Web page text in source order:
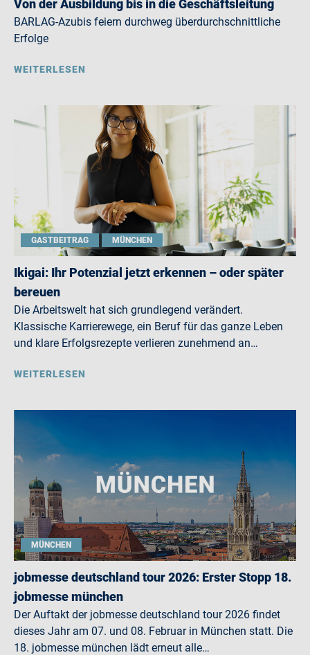
Von der Ausbildung bis in die Geschäftsleitung
BARLAG-Azubis feiern durchweg überdurchschnittliche
Erfolge
WEITERLESEN
GASTBEITRAG MÜNCHEN
Ikigai: Ihr Potenzial jetzt erkennen – oder später
bereuen
Die Arbeitswelt hat sich grundlegend verändert.
Klassische Karrierewege, ein Beruf für das ganze Leben
und klare Erfolgsrezepte verlieren zunehmend an…
WEITERLESEN
MÜNCHEN
jobmesse deutschland tour 2026: Erster Stopp 18.
jobmesse münchen
Der Auftakt der jobmesse deutschland tour 2026 findet
dieses Jahr am 07. und 08. Februar in München statt. Die
18. jobmesse münchen lädt erneut alle…